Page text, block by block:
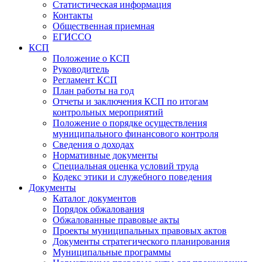
Статистическая информация
Контакты
Общественная приемная
ЕГИССО
КСП
Положение о КСП
Руководитель
Регламент КСП
План работы на год
Отчеты и заключения КСП по итогам
контрольных мероприятий
Положение о порядке осуществления
муниципального финансового контроля
Сведения о доходах
Нормативные документы
Специальная оценка условий труда
Кодекс этики и служебного поведения
Документы
Каталог документов
Порядок обжалования
Обжалованные правовые акты
Проекты муниципальных правовых актов
Документы стратегического планирования
Муниципальные программы